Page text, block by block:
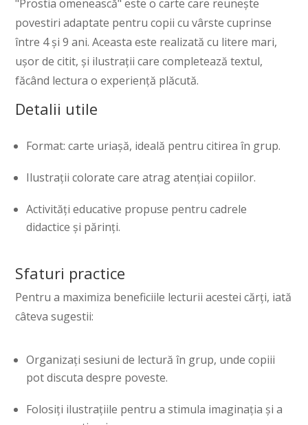
"Prostia omenească" este o carte care reunește
povestiri adaptate pentru copii cu vârste cuprinse
între 4 și 9 ani. Aceasta este realizată cu litere mari,
ușor de citit, și ilustrații care completează textul,
făcând lectura o experiență plăcută.
Detalii utile
Format: carte uriașă, ideală pentru citirea în grup.
Ilustrații colorate care atrag atențiai copiilor.
Activități educative propuse pentru cadrele
didactice și părinți.
Sfaturi practice
Pentru a maximiza beneficiile lecturii acestei cărți, iată
câteva sugestii:
Organizați sesiuni de lectură în grup, unde copiii
pot discuta despre poveste.
Folosiți ilustrațiile pentru a stimula imaginația și a